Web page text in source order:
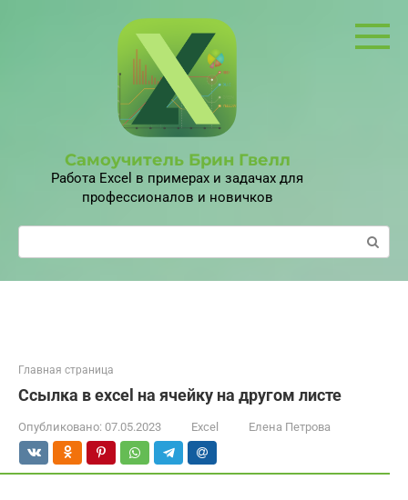
Самоучитель Брин Гвелл
Работа Excel в примерах и задачах для
профессионалов и новичков
Поиск:
Главная страница
Ссылка в excel на ячейку на другом листе
Опубликовано: 07.05.2023 Excel Елена Петрова